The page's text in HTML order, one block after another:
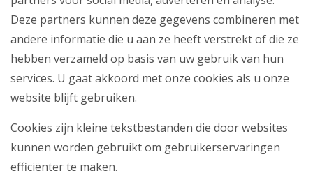
Deze partners kunnen deze gegevens combineren met
andere informatie die u aan ze heeft verstrekt of die ze
hebben verzameld op basis van uw gebruik van hun
services. U gaat akkoord met onze cookies als u onze
website blijft gebruiken.
Cookies zijn kleine tekstbestanden die door websites
kunnen worden gebruikt om gebruikerservaringen
efficiënter te maken.